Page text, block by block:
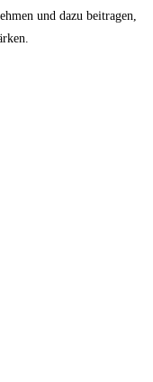
und dazu bei­tra­gen,